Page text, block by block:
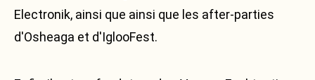
Electronik, ainsi que ainsi que les after-parties
d'Osheaga et d'IglooFest.